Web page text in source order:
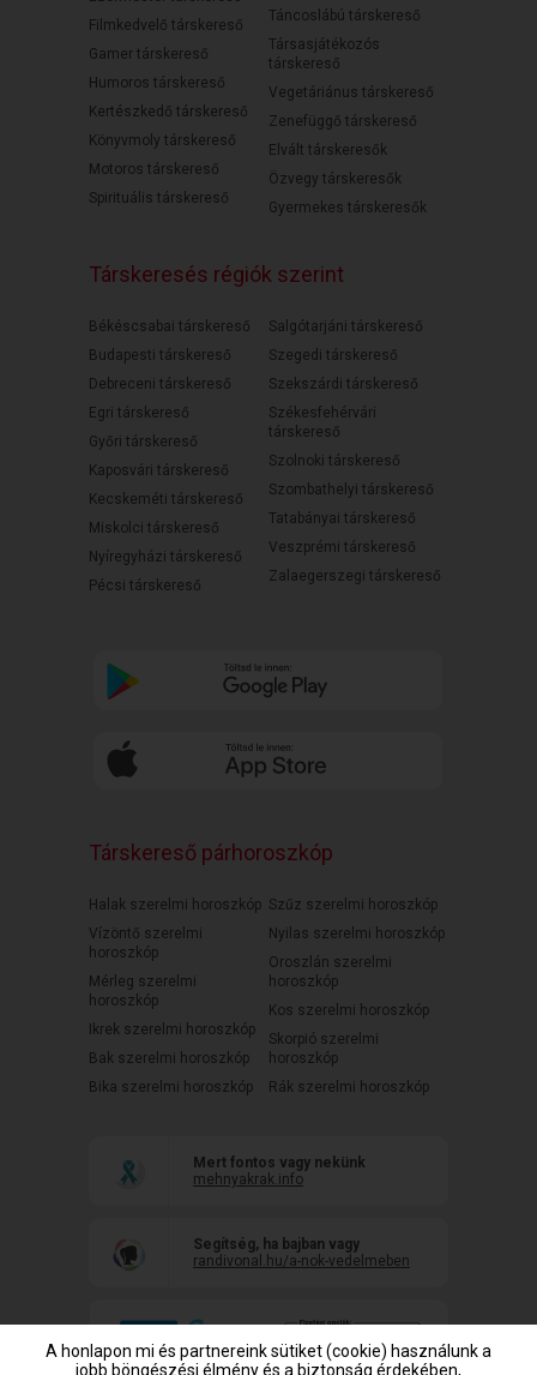
Filmkedvelő társkereső
Gamer társkereső
Humoros társkereső
Kertészkedő társkereső
Könyvmoly társkereső
Motoros társkereső
Spirituális társkereső
Táncoslábú társkereső
Társasjátékozós
társkereső
Vegetáriánus társkereső
Zenefüggő társkereső
Elvált társkeresők
Özvegy társkeresők
Gyermekes társkeresők
Társkeresés régiók szerint
Békéscsabai társkereső
Budapesti társkereső
Debreceni társkereső
Egri társkereső
Győri társkereső
Kaposvári társkereső
Kecskeméti társkereső
Miskolci társkereső
Nyíregyházi társkereső
Pécsi társkereső
Salgótarjáni társkereső
Szegedi társkereső
Szekszárdi társkereső
Székesfehérvári
társkereső
Szolnoki társkereső
Szombathelyi társkereső
Tatabányai társkereső
Veszprémi társkereső
Zalaegerszegi társkereső
Társkereső párhoroszkóp
Halak szerelmi horoszkóp
Vízöntő szerelmi
horoszkóp
Mérleg szerelmi
horoszkóp
Ikrek szerelmi horoszkóp
Bak szerelmi horoszkóp
Bika szerelmi horoszkóp
Szűz szerelmi horoszkóp
Nyilas szerelmi horoszkóp
Oroszlán szerelmi
horoszkóp
Kos szerelmi horoszkóp
Skorpió szerelmi
horoszkóp
Rák szerelmi horoszkóp
Mert fontos vagy nekünk
mehnyakrak.info
Segítség, ha bajban vagy
randivonal.hu/a-nok-vedelmeben
A honlapon mi és partnereink sütiket (cookie) használunk a
jobb böngészési élmény és a biztonság érdekében,